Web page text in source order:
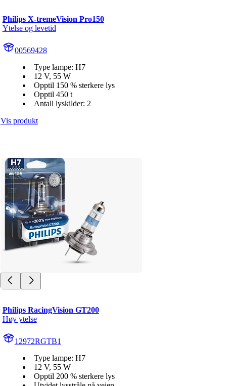
Philips X-tremeVision Pro150
Ytelse og levetid
00569428
Type lampe: H7
12 V, 55 W
Opptil 150 % sterkere lys
Opptil 450 t
Antall lyskilder: 2
Vis produkt
Philips RacingVision GT200
Høy ytelse
12972RGTB1
Type lampe: H7
12 V, 55 W
Opptil 200 % sterkere lys